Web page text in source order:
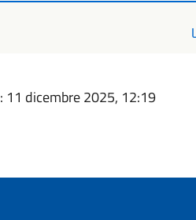
: 11 dicembre 2025, 12:19